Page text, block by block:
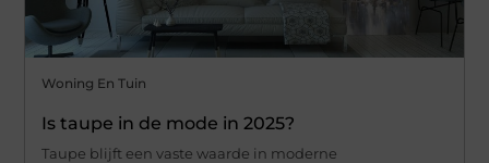
Woning En Tuin
Is taupe in de mode in 2025?
Taupe blijft een vaste waarde in moderne